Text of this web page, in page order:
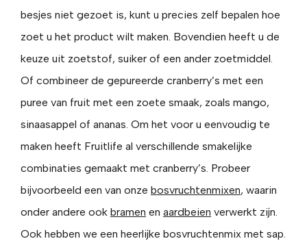
besjes niet gezoet is, kunt u precies zelf bepalen hoe
zoet u het product wilt maken. Bovendien heeft u de
keuze uit zoetstof, suiker of een ander zoetmiddel.
Of combineer de gepureerde cranberry’s met een
puree van fruit met een zoete smaak, zoals mango,
sinaasappel of ananas. Om het voor u eenvoudig te
maken heeft Fruitlife al verschillende smakelijke
combinaties gemaakt met cranberry’s. Probeer
bijvoorbeeld een van onze bosvruchtenmixen, waarin
onder andere ook bramen en aardbeien verwerkt zijn.
Ook hebben we een heerlijke bosvruchtenmix met sap.